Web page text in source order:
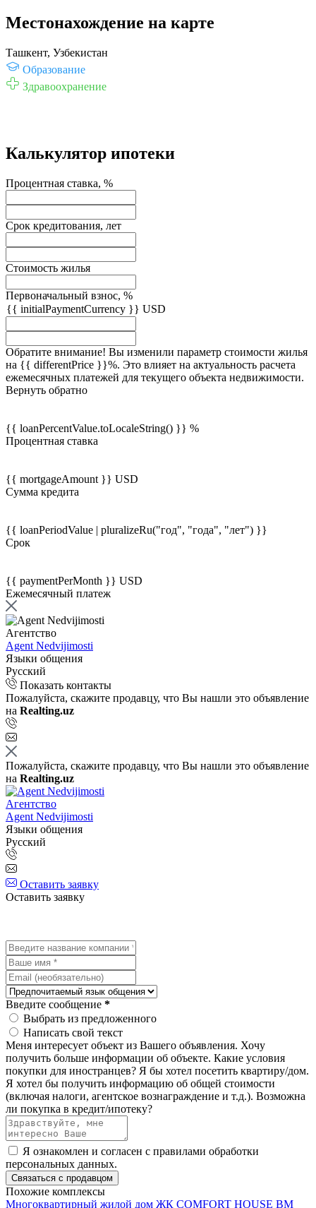
Местонахождение на карте
Ташкент, Узбекистан
Образование
Здравоохранение
Калькулятор ипотеки
Процентная ставка, %
Срок кредитования, лет
Стоимость жилья
Первоначальный взнос, %
{{ initialPaymentCurrency }} USD
Обратите внимание! Вы изменили параметр стоимости жилья
на {{ differentPrice }}%. Это влияет на актуальность расчета
ежемесячных платежей для текущего объекта недвижимости.
Вернуть обратно
{{ loanPercentValue.toLocaleString() }} %
Процентная ставка
{{ mortgageAmount }} USD
Сумма кредита
{{ loanPeriodValue | pluralizeRu("год", "года", "лет") }}
Срок
{{ paymentPerMonth }} USD
Ежемесячный платеж
Агентство
Agent Nedvijimosti
Языки общения
Русский
Показать контакты
Пожалуйста, скажите продавцу, что Вы нашли это объявление
на Realting.uz
Пожалуйста, скажите продавцу, что Вы нашли это объявление
на Realting.uz
Агентство
Agent Nedvijimosti
Языки общения
Русский
Оставить заявку
Оставить заявку
Введите сообщение *
Выбрать из предложенного
Написать свой текст
Меня интересует объект из Вашего объявления. Хочу
получить больше информации об объекте. Какие условия
покупки для иностранцев? Я бы хотел посетить квартиру/дом.
Я хотел бы получить информацию об общей стоимости
(включая налоги, агентское вознаграждение и т.д.). Возможна
ли покупка в кредит/ипотеку?
Я ознакомлен и согласен с правилами обработки
персональных данных.
Связаться с продавцом
Похожие комплексы
Многоквартирный жилой дом ЖК СOMFORT HOUSE BM